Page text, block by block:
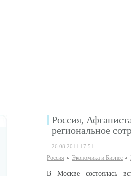
Россия,
региональное
26.08.2011 17:51
Россия Экономика и Бизнес
В Москве состоялась